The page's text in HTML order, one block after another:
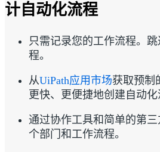
计自动化流程
只需记录您的工作流程。
程。
从UiPath应用市场获取预制
更快、更便捷地创建自动化
通过协作工具和简单的第
个部门和工作流程。